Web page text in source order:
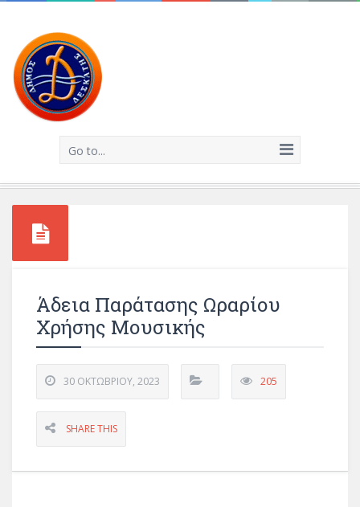
Go to...
Άδεια Παράτασης Ωραρίου
Χρήσης Μουσικής
30 ΟΚΤΩΒΡΊΟΥ, 2023 205
SHARE THIS